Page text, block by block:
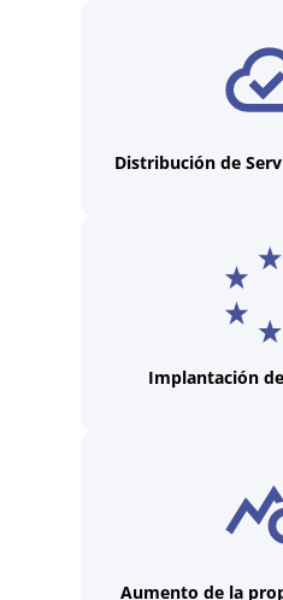
Distribución de
Implantación
Aumento de la